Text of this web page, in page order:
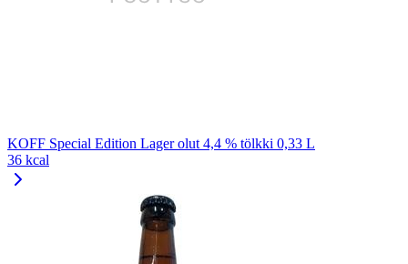
KOFF Special Edition Lager olut 4,4 % tölkki 0,33 L
36 kcal